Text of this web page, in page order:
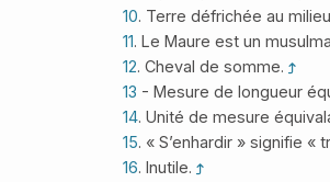
10. Terre défrichée au
11. Le Maure est un
12. Cheval de somme.
13 - Mesure de longueur
14. Unité de mesure
15. « S’enhardir » signifie «
16. Inutile.